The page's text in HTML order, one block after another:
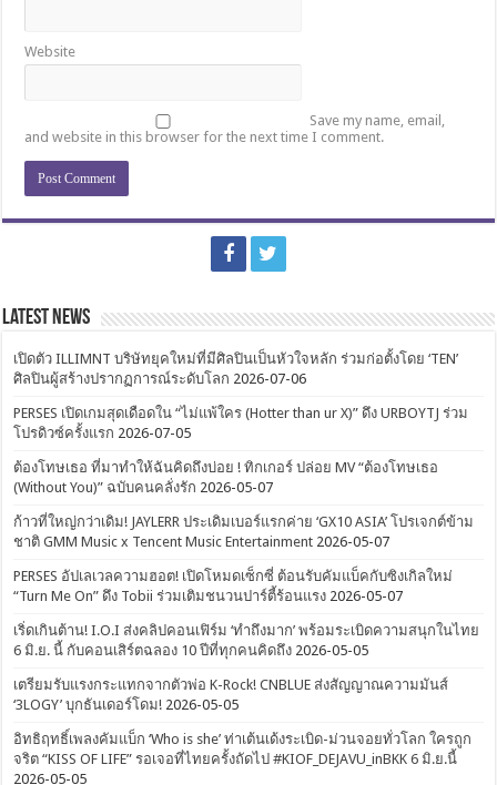
Website
Save my name, email,
and website in this browser for the next time I comment.
Latest News
เปิดตัว ILLIMNT บริษัทยุคใหม่ที่มีศิลปินเป็นหัวใจหลัก ร่วมก่อตั้งโดย ‘TEN’
ศิลปินผู้สร้างปรากฏการณ์ระดับโลก 2026-07-06
PERSES เปิดเกมสุดเดือดใน “ไม่แพ้ใคร (Hotter than ur X)” ดึง URBOYTJ ร่วม
โปรดิวซ์ครั้งแรก 2026-07-05
ต้องโทษเธอ ที่มาทำให้ฉันคิดถึงบ่อย ! ทิกเกอร์ ปล่อย MV “ต้องโทษเธอ
(Without You)” ฉบับคนคลั่งรัก 2026-05-07
ก้าวที่ใหญ่กว่าเดิม! JAYLERR ประเดิมเบอร์แรกค่าย ‘GX10 ASIA’ โปรเจกต์ข้าม
ชาติ GMM Music x Tencent Music Entertainment 2026-05-07
PERSES อัปเลเวลความฮอต! เปิดโหมดเซ็กซี่ ต้อนรับคัมแบ็คกับซิงเกิลใหม่
“Turn Me On” ดึง Tobii ร่วมเติมชนวนปาร์ตี้ร้อนแรง 2026-05-07
เริ่ดเกินต้าน! I.O.I ส่งคลิปคอนเฟิร์ม ‘ทำถึงมาก’ พร้อมระเบิดความสนุกในไทย
6 มิ.ย. นี้ กับคอนเสิร์ตฉลอง 10 ปีที่ทุกคนคิดถึง 2026-05-05
เตรียมรับแรงกระแทกจากตัวพ่อ K-Rock! CNBLUE ส่งสัญญาณความมันส์
‘3LOGY’ บุกธันเดอร์โดม! 2026-05-05
อิทธิฤทธิ์เพลงคัมแบ็ก ‘Who is she’ ท่าเต้นเด้งระเบิด-ม่วนจอยทั่วโลก ใครถูก
จริต “KISS OF LIFE” รอเจอที่ไทยครั้งถัดไป #KIOF_DEJAVU_inBKK 6 มิ.ย.นี้
2026-05-05